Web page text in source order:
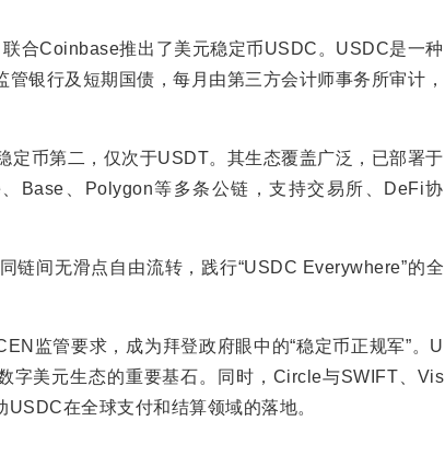
合Coinbase推出了美元稳定币USDC。USDC是一种
银行及短期国债，每月由第三方会计师事务所审计，
币第二，仅次于USDT。其生态覆盖广泛，已部署于
Base、Polygon等多条公链，支持交易所、DeFi协
间无滑点自由流转，践行“USDC Everywhere”的全
监管要求，成为拜登政府眼中的“稳定币正规军”。U
字美元生态的重要基石。同时，Circle与SWIFT、Vis
在全球支付和结算领域的落地。